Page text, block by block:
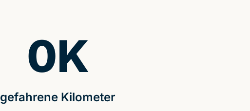
gefahrene Kilometer
0K